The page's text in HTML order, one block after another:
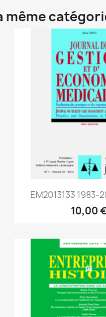
même
Aperçu
EM2013133 1983-
10,00 €